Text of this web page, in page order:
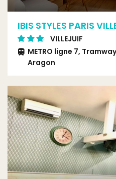
IBIS STYLES PARIS
VILLEJUIF
METRO ligne 7,
Aragon